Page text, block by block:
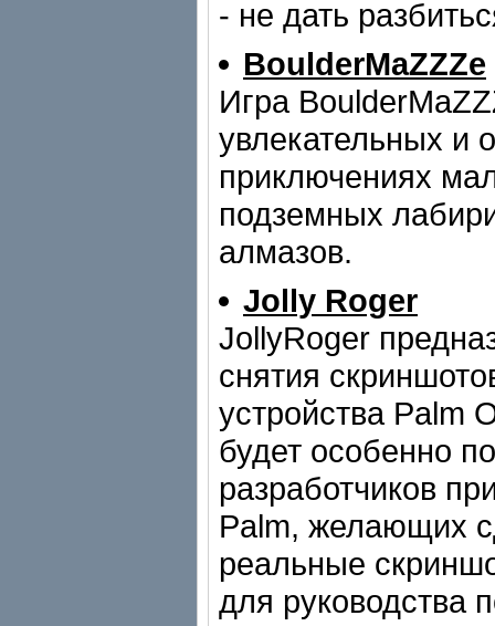
- не дать
BoulderMaZZZe
Игра
увлекательных и
приключениях
подземных
алмазов.
Jolly Roger
JollyRoger
снятия
устройства Palm
будет особенно
разработчиков
Palm, желающих
реальные
для руководства